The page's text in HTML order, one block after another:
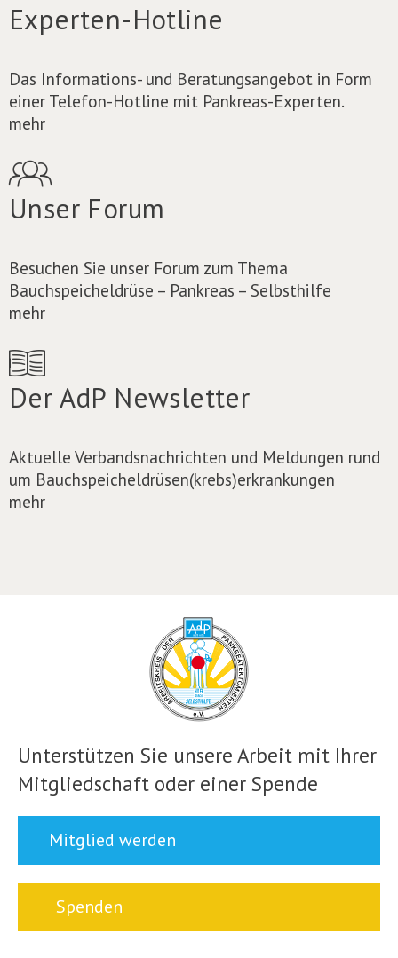
Experten-Hotline
Das Informations- und Beratungsangebot in Form
einer Telefon-Hotline mit Pankreas-Experten.
mehr
Unser Forum
Besuchen Sie unser Forum zum Thema
Bauchspeicheldrüse – Pankreas – Selbsthilfe
mehr
Der AdP Newsletter
Aktuelle Verbandsnachrichten und Meldungen rund
um Bauchspeicheldrüsen(krebs)erkrankungen
mehr
Unterstützen Sie unsere Arbeit mit Ihrer
Mitgliedschaft oder einer Spende
Mitglied werden
Spenden